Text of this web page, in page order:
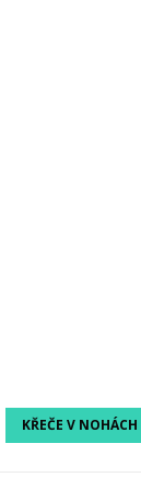
KŘEČE V NOHÁCH